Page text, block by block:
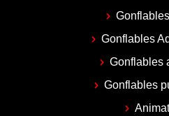
Gonflables
Gonflables
Gonflables